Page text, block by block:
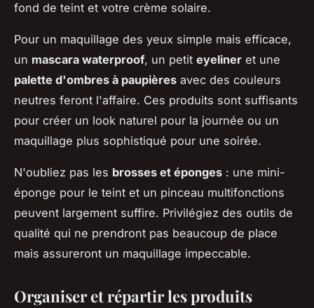
fond de teint et votre crème solaire.
Pour un maquillage des yeux simple mais efficace,
un mascara waterproof, un petit eyeliner et une
palette d'ombres à paupières avec des couleurs
neutres feront l'affaire. Ces produits sont suffisants
pour créer un look naturel pour la journée ou un
maquillage plus sophistiqué pour une soirée.
N'oubliez pas les brosses et éponges : une mini-
éponge pour le teint et un pinceau multifonctions
peuvent largement suffire. Privilégiez des outils de
qualité qui ne prendront pas beaucoup de place
mais assureront un maquillage impeccable.
Organiser et répartir les produits